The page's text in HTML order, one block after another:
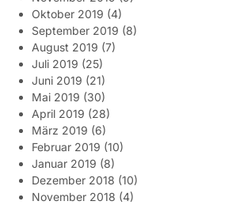
Oktober 2019 (4)
September 2019 (8)
August 2019 (7)
Juli 2019 (25)
Juni 2019 (21)
Mai 2019 (30)
April 2019 (28)
März 2019 (6)
Februar 2019 (10)
Januar 2019 (8)
Dezember 2018 (10)
November 2018 (4)